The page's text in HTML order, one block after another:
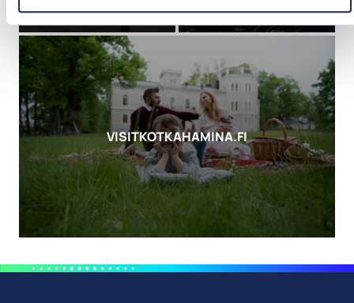
VISITKOTKAHAMINA.FI